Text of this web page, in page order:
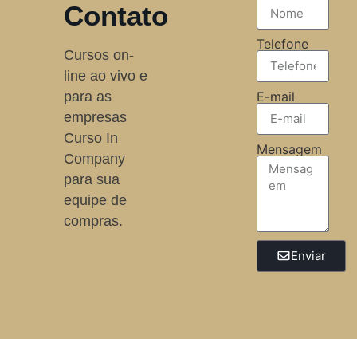
Contato
Cursos on-
line ao vivo e
para as
empresas
Curso In
Company
para sua
equipe de
compras.
Telefone
E-mail
Mensagem
Enviar